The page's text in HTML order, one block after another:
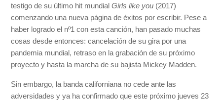
testigo de su último hit mundialGirls like you (2017)
comenzando una nueva página de éxitos por escribir. Pese a
haber logrado el nº1 con esta canción, han pasado muchas
cosas desde entonces: cancelación de su gira por una
pandemia mundial, retraso en la grabación de su próximo
proyecto y hasta la marcha de su bajista Mickey Madden.
Sin embargo, la banda californiana no cede ante las
adversidades y ya ha confirmado que este próximo jueves 23